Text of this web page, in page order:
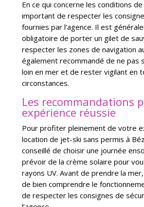
En ce qui concerne les conditions
important de respecter les
fournies par l’agence. Il est
obligatoire de porter un gilet de
respecter les zones de navigation
également recommandé de ne pas
loin en mer et de rester vigilant en
circonstances.
Les recommandations
expérience réussie
Pour profiter pleinement de votre
location de jet-ski sans permis à
conseillé de choisir une journée
prévoir de la crème solaire pour
rayons UV. Avant de prendre la
de bien comprendre le
de respecter les consignes de